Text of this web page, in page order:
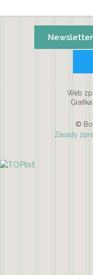
Newsletter
Web
Grafika
©
Zásady